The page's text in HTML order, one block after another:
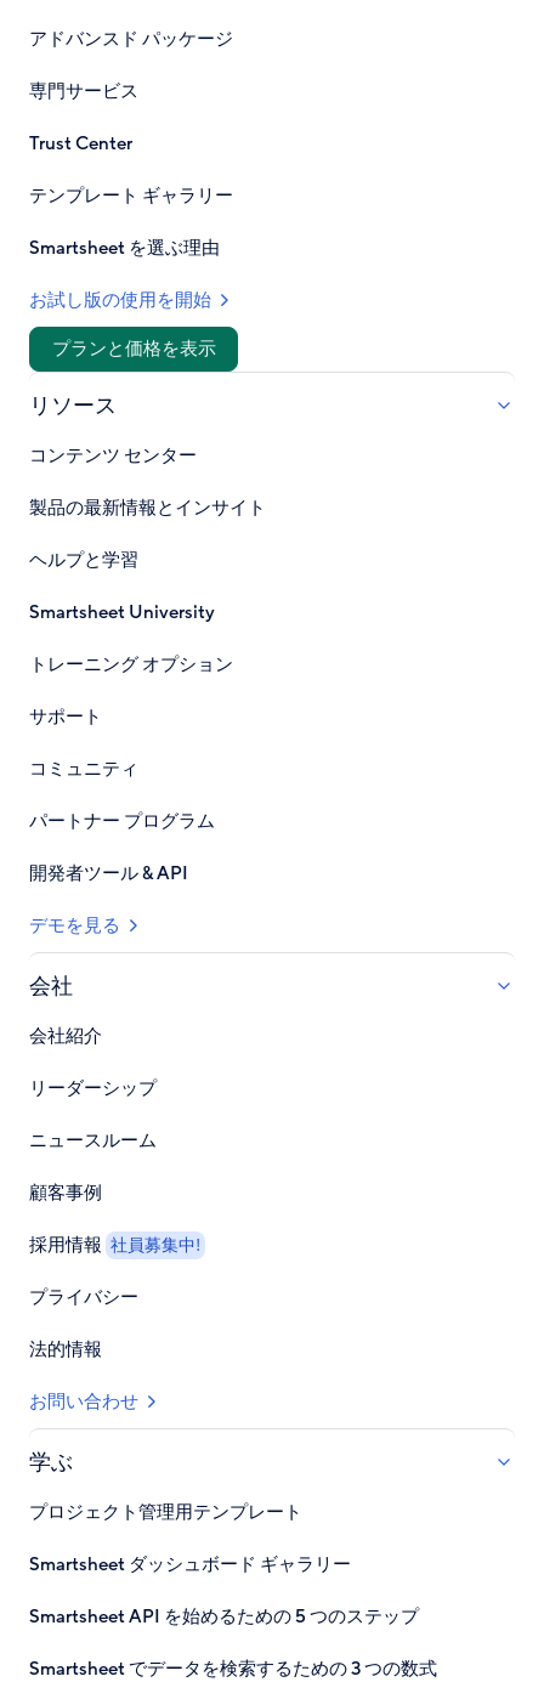
アドバンスド パッケージ
専門サービス
Trust Center
テンプレート ギャラリー
Smartsheet を選ぶ理由
お試し版の使用を開始
プランと価格を表示
リソース
コンテンツ センター
製品の最新情報とインサイト
ヘルプと学習
Smartsheet University
トレーニング オプション
サポート
コミュニティ
パートナー プログラム
開発者ツール & API
デモを見る
会社
会社紹介
リーダーシップ
ニュースルーム
顧客事例
採用情報 社員募集中!
プライバシー
法的情報
お問い合わせ
学ぶ
プロジェクト管理用テンプレート
Smartsheet ダッシュボード ギャラリー
Smartsheet API を始めるための 5 つのステップ
Smartsheet でデータを検索するための 3 つの数式